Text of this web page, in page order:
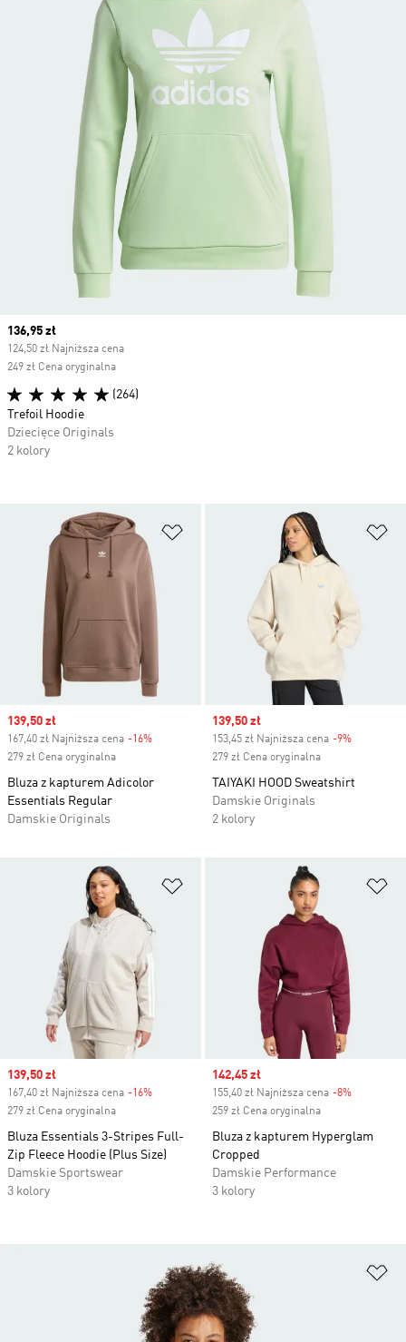
Dodaj do listy życzeń
Sale price
139,50 zł
167,40 zł Najniższa cena -16%
279 zł Cena oryginalna
Bluza z kapturem Adicolor
Essentials Regular
Damskie Originals
Sale price
139,50 zł
153,45 zł Najniższa cena -9%
279 zł Cena oryginalna
TAIYAKI HOOD Sweatshirt
Damskie Originals
2 kolory
Dodaj do listy życzeń
Sale price
139,50 zł
167,40 zł Najniższa cena -16%
279 zł Cena oryginalna
Bluza Essentials 3-Stripes Full-
Zip Fleece Hoodie (Plus Size)
Damskie Sportswear
3 kolory
Sale price
142,45 zł
155,40 zł Najniższa cena -8%
259 zł Cena oryginalna
Bluza z kapturem Hyperglam
Cropped
Damskie Performance
3 kolory
Current price
136,95 zł
124,50 zł Najniższa cena
249 zł Cena oryginalna
(264)
Trefoil Hoodie
Dziecięce Originals
2 kolory